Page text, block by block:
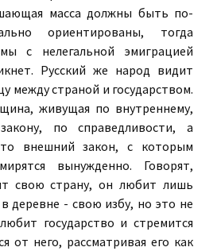
масса должны быть по-
ориентированы, тогда
с нелегальной эмиграцией
Русский же народ видит
между страной и государством.
живущая по внутреннему,
по справедливости, а
внешний закон, с которым
вынужденно. Говорят,
свою страну, он любит лишь
деревне - свою избу, но это не
государство и стремится
от него, рассматривая его как